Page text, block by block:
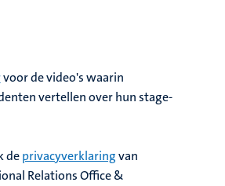
voor de video's waarin
vertellen over hun stage-
deprivacyverklaringvan
Relations Office &